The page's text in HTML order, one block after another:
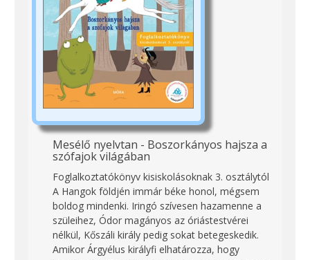
Mesélő nyelvtan - Boszorkányos hajsza a
szófajok világában
Foglalkoztatókönyv kisiskolásoknak 3. osztálytól
A Hangok földjén immár béke honol, mégsem
boldog mindenki. Iringó szívesen hazamenne a
szüleihez, Ódor magányos az óriástestvérei
nélkül, Kőszáli király pedig sokat betegeskedik.
Amikor Árgyélus királyfi elhatározza, hogy